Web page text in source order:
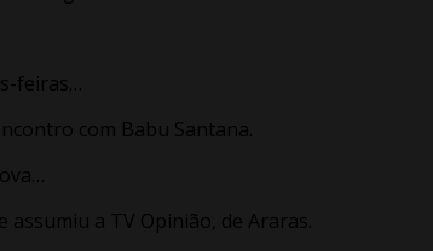
feiras…
com Babu Santana.
assumiu a TV Opinião, de Araras.